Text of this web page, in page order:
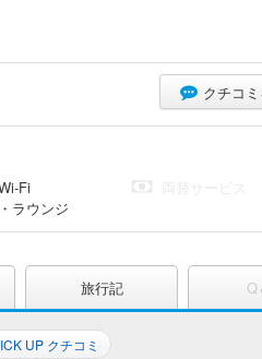
クチコミ
Fi
ラウンジ
旅行記 Q
UP クチコミ